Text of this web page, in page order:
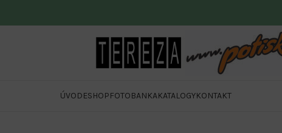
ÚVODESHOPFOTOBANKAKATALOGYKONTAKT